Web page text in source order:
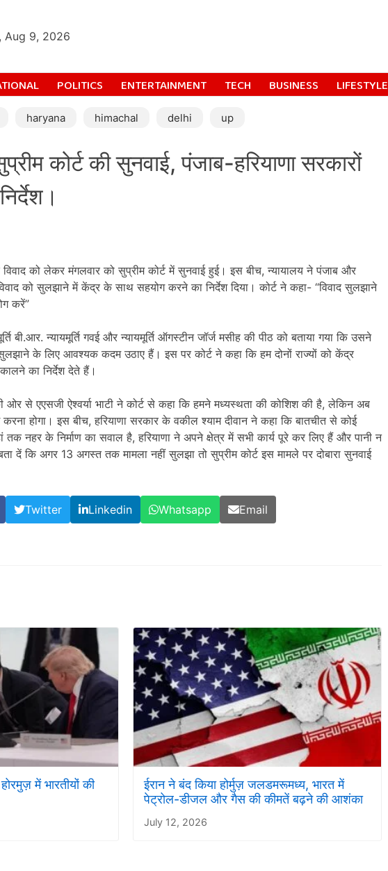
Aug 9, 2026
POLITICS ENTERTAINMENT TECH BUSINESS LIFESTYLE
haryana himachal delhi up
कोर्ट की सुनवाई, पंजाब-हरियाणा सरकारों
को लेकर मंगलवार को सुप्रीम कोर्ट में सुनवाई हुई। इस बीच, न्यायालय ने पंजाब और
को सुलझाने में केंद्र के साथ सहयोग करने का निर्देश दिया। कोर्ट ने कहा- “विवाद सुलझाने
करें”
बी.आर. न्यायमूर्ति गवई और न्यायमूर्ति ऑगस्टीन जॉर्ज मसीह की पीठ को बताया गया कि उसने
के लिए आवश्यक कदम उठाए हैं। इस पर कोर्ट ने कहा कि हम दोनों राज्यों को केंद्र
का निर्देश देते हैं।
ओर से एएसजी ऐश्वर्या भाटी ने कोर्ट से कहा कि हमने मध्यस्थता की कोशिश की है, लेकिन अब
करना होगा। इस बीच, हरियाणा सरकार के वकील श्याम दीवान ने कहा कि बातचीत से कोई
​​नहर के निर्माण का सवाल है, हरियाणा ने अपने क्षेत्र में सभी कार्य पूरे कर लिए हैं और पानी न
दें कि अगर 13 अगस्त तक मामला नहीं सुलझा तो सुप्रीम कोर्ट इस मामले पर दोबारा सुनवाई
Twitter Linkedin Whatsapp Email
में भारतीयों की
ईरान ने बंद किया होर्मुज़ जलडमरूमध्य, भारत में
पेट्रोल-डीजल और गैस की कीमतें बढ़ने की आशंका
July 12, 2026